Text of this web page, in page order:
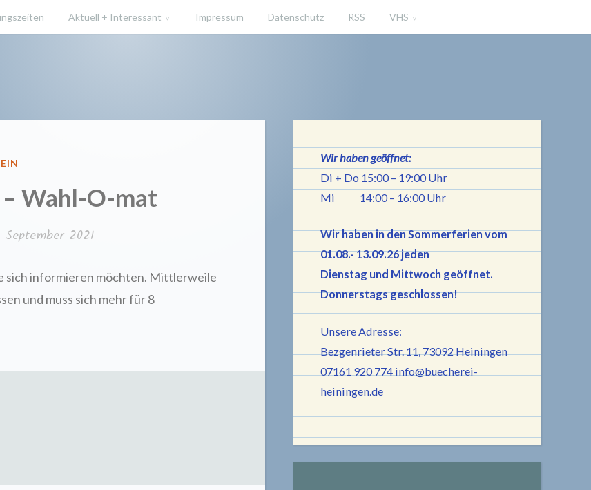
Aktuell + Interessant Impressum Datenschutz RSS VHS
Heiningen
Wahl-O-mat
September 2021
sich informieren möchten. Mittlerweile
und muss sich mehr für 8
Wir haben geöffnet:
Di + Do 15:00 – 19:00 Uhr
Mi 14:00 – 16:00 Uhr
Wir haben in den Sommerferien vom
01.08.- 13.09.26 jeden
Dienstag und Mittwoch geöffnet.
Donnerstags geschlossen!
Unsere Adresse:
Bezgenrieter Str. 11, 73092 Heiningen
07161 920 774 info@buecherei-
heiningen.de